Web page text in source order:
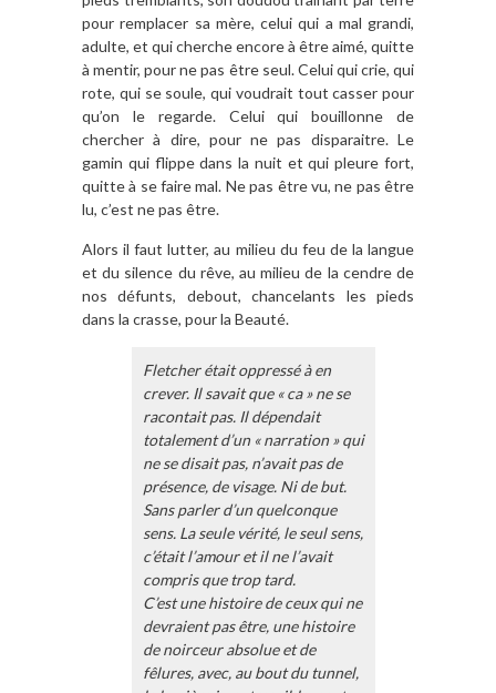
pour remplacer sa mère, celui qui a mal grandi,
adulte, et qui cherche encore à être aimé, quitte
à mentir, pour ne pas être seul. Celui qui crie, qui
rote, qui se soule, qui voudrait tout casser pour
qu’on le regarde. Celui qui bouillonne de
chercher à dire, pour ne pas disparaitre. Le
gamin qui flippe dans la nuit et qui pleure fort,
quitte à se faire mal. Ne pas être vu, ne pas être
lu, c’est ne pas être.
Alors il faut lutter, au milieu du feu de la langue
et du silence du rêve, au milieu de la cendre de
nos défunts, debout, chancelants les pieds
dans la crasse, pour la Beauté.
Fletcher était oppressé à en
crever. Il savait que « ca » ne se
racontait pas. Il dépendait
totalement d’un « narration » qui
ne se disait pas, n’avait pas de
présence, de visage. Ni de but.
Sans parler d’un quelconque
sens. La seule vérité, le seul sens,
c’était l’amour et il ne l’avait
compris que trop tard.
C’est une histoire de ceux qui ne
devraient pas être, une histoire
de noirceur absolue et de
fêlures, avec, au bout du tunnel,